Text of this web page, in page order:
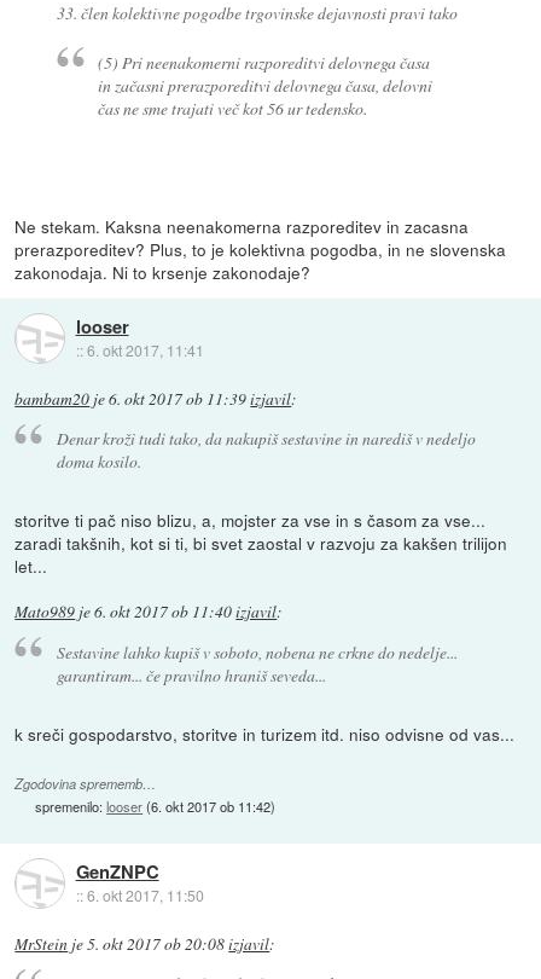
33. člen kolektivne pogodbe trgovinske dejavnosti pravi tako
(5) Pri neenakomerni razporeditvi delovnega časa
in začasni prerazporeditvi delovnega časa, delovni
čas ne sme trajati več kot 56 ur tedensko.
Ne stekam. Kaksna neenakomerna razporeditev in zacasna
prerazporeditev? Plus, to je kolektivna pogodba, in ne slovenska
zakonodaja. Ni to krsenje zakonodaje?
looser
::6. okt 2017, 11:41
bambam20 je6. okt 2017 ob 11:39izjavil:
Denar kroži tudi tako, da nakupiš sestavine in narediš v nedeljo
doma kosilo.
storitve ti pač niso blizu, a, mojster za vse in s časom za vse...
zaradi takšnih, kot si ti, bi svet zaostal v razvoju za kakšen trilijon
let...
Mato989 je6. okt 2017 ob 11:40izjavil:
Sestavine lahko kupiš v soboto, nobena ne crkne do nedelje...
garantiram... če pravilno hraniš seveda...
k sreči gospodarstvo, storitve in turizem itd. niso odvisne od vas...
Zgodovina sprememb…
spremenilo:looser(6. okt 2017 ob 11:42)
GenZNPC
::6. okt 2017, 11:50
MrStein je5. okt 2017 ob 20:08izjavil: